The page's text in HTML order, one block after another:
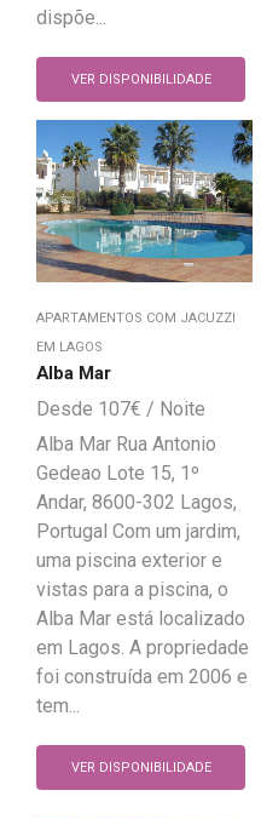
dispõe...
VER DISPONIBILIDADE
APARTAMENTOS COM JACUZZI
EM LAGOS
Alba Mar
107€
Alba Mar Rua Antonio
Gedeao Lote 15, 1º
Andar, 8600-302 Lagos,
Portugal Com um jardim,
uma piscina exterior e
vistas para a piscina, o
Alba Mar está localizado
em Lagos. A propriedade
foi construída em 2006 e
tem...
VER DISPONIBILIDADE